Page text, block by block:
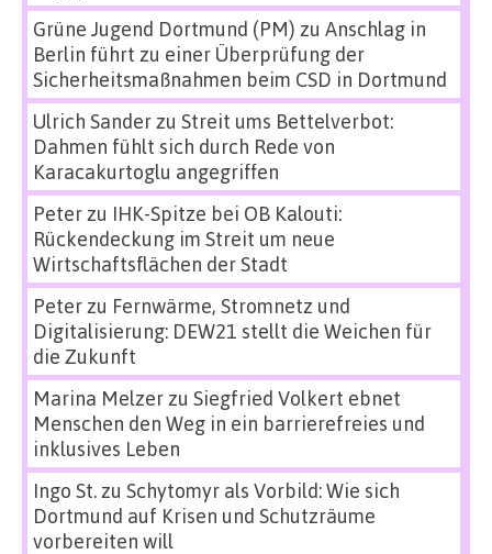
Grüne Jugend Dortmund (PM) zu Anschlag in
Berlin führt zu einer Überprüfung der
Sicherheitsmaßnahmen beim CSD in Dortmund
Ulrich Sanderzu Streit ums Bettelverbot:
Dahmen fühlt sich durch Rede von
Karacakurtoglu angegriffen
Peterzu IHK-Spitze bei OB Kalouti:
Rückendeckung im Streit um neue
Wirtschaftsflächen der Stadt
Peterzu Fernwärme, Stromnetz und
Digitalisierung: DEW21 stellt die Weichen für
die Zukunft
Marina Melzerzu Siegfried Volkert ebnet
Menschen den Weg in ein barrierefreies und
inklusives Leben
Ingo St.zu Schytomyr als Vorbild: Wie sich
Dortmund auf Krisen und Schutzräume
vorbereiten will